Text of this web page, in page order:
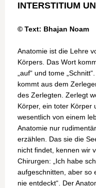
INTERSTITIUM
© Text: Bhajan Noam
Anatomie ist die Lehre
Körpers. Das Wort
„auf“ und tome
kommt aus dem
des Zerlegten. Zerlegt
Körper, ein toter Körper
wesentlich von einem
Anatomie nur
erzählen. Das sie die
nicht findet, kennen wir
Chirurgen: „Ich habe
aufgeschnitten, aber so
nie entdeckt“. Der